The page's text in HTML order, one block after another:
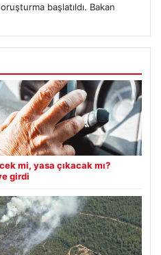
başlatıldı. Bakan
mi, yasa çıkacak mı?
girdi